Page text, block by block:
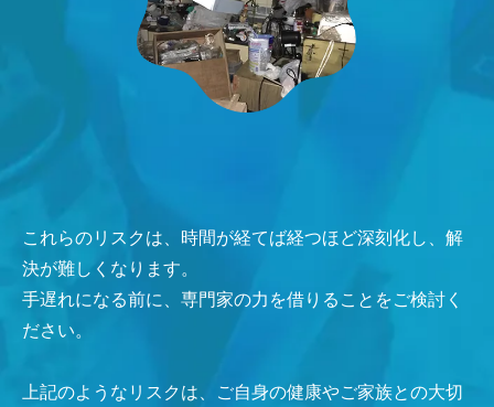
これらのリスクは、時間が経てば経つほど深刻化し、解
決が難しくなります。
手遅れになる前に、専門家の力を借りることをご検討く
ださい。
上記のようなリスクは、ご自身の健康やご家族との大切